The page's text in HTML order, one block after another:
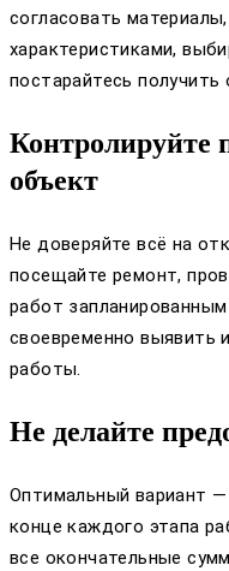
согласовать
характеристиками,
постарайтесь получить
Контролируйте
объект
Не доверяйте всё на
посещайте ремонт,
работ
своевременно выявить
работы.
Не делайте
Оптимальный вариант
конце каждого этапа
все окончательные